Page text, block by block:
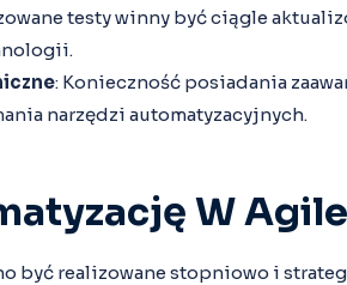
testy winny być ciągle
: Konieczność posiadania
narzędzi automatyzacyjnych.
W Agile
być realizowane stopniowo i